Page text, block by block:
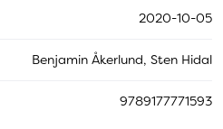
2020-10-05
Benjamin Åkerlund, Sten Hidal
9789177771593